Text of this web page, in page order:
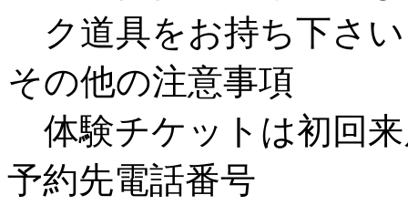
ク道具をお持ち下さい
その他の注意事項
体験チケットは初回
予約先電話番号